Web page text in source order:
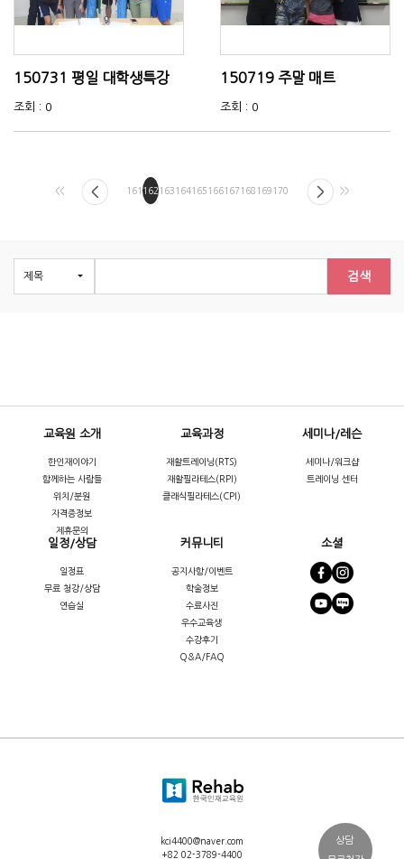
150731 평일 대학생특강
조회 : 0
150719 주말 매트
조회 : 0
<< 161162163 164165 166167 168 169 170 >>
검색
교육원 소개
한인재이야기
함께하는 사람들
위치/분원
자격증정보
제휴문의
교육과정
재활트레이닝(RTS)
재활필라테스(RPI)
클래식필라테스(CPI)
세미나/레슨
세미나/워크샵
트레이닝 센터
일정/상담
일정표
무료 청강/상담
연습실
커뮤니티
공지사항/이벤트
학술정보
수료사진
우수교육생
수강후기
Q&A/FAQ
소셜
kci4400@naver.com
+82 02-3789-4400
상담